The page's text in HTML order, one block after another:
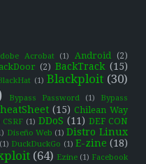
Acrobat (1) Android (2)
(2) BackTrack (15)
(1) Blackploit (30)
Bypass Password (1)
Bypass
(15) Chilean Way
CSRF (1) DDoS (11) DEF CON
Diseño Web (1) Distro Linux
(1) DuckDuckGo (1) E-zine (18)
(64) Ezine (1) Facebook